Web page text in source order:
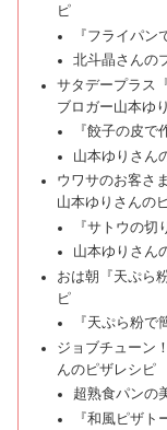
ピ
『フライパ
北斗晶さんの
サタデープラス
ブロガー山本ゆ
『餃子の皮
山本ゆりさん
ウワサのお客さ
山本ゆりさんの
『サトウの切
山本ゆりさん
おは朝『天ぷら
ピ
『天ぷら粉
ジョブチューン
んのピザレシピ
超熟食パンの
『和風ピザ